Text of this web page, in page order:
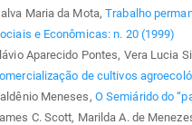
Maria da Mota,Trabalho
e Econômicas: n. 20 (1999)
Aparecido Pontes, Vera Lucia
de cultivos
Meneses, O Semiárido do
C. Scott, Marilda A. de